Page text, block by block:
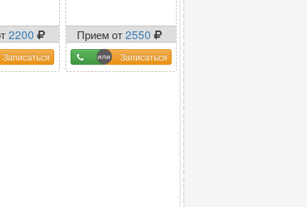
2200
Записаться
Прием от2550
Записаться